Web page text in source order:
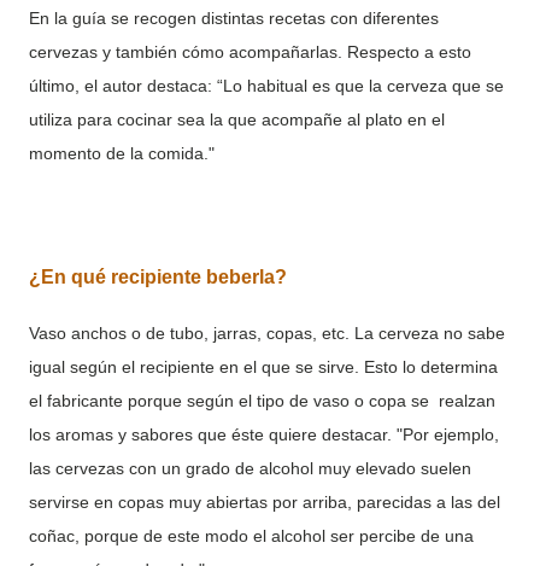
En la guía se recogen distintas recetas con diferentes
cervezas y también cómo acompañarlas. Respecto a esto
último, el autor destaca: “Lo habitual es que la cerveza que se
utiliza para cocinar sea la que acompañe al plato en el
momento de la comida."
¿En qué recipiente beberla?
Vaso anchos o de tubo, jarras, copas, etc. La cerveza no sabe
igual según el recipiente en el que se sirve. Esto lo determina
el fabricante porque según el tipo de vaso o copa se realzan
los aromas y sabores que éste quiere destacar. "Por ejemplo,
las cervezas con un grado de alcohol muy elevado suelen
servirse en copas muy abiertas por arriba, parecidas a las del
coñac, porque de este modo el alcohol ser percibe de una